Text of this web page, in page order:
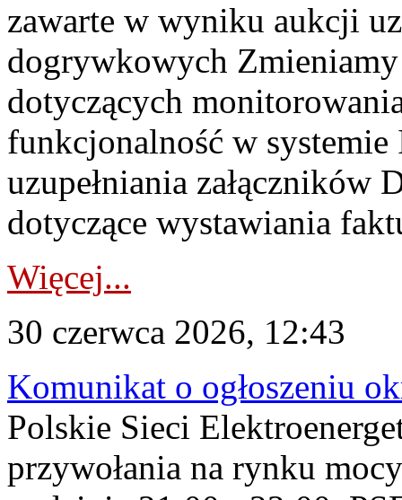
zawarte w wyniku aukcji
dogrywkowych Zmieniamy
dotyczących
funkcjonalność w
uzupełniania załączników
dotyczące wystawiania
Więcej...
30 czerwca 2026, 12:43
Komunikat o ogłoszeniu
Polskie Sieci
przywołania na rynku